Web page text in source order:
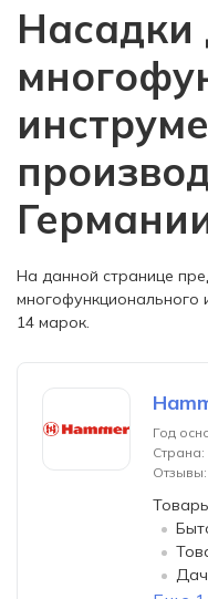
Насадки
На данной странице
многофункционального
14 марок.
Год
Страна:
Отзывы: